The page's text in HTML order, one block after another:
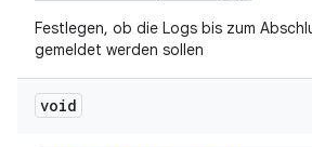
Festlegen, ob die Logs bis zum
gemeldet werden sollen
void